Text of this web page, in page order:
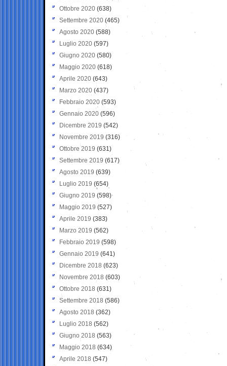
Ottobre 2020 (638)
Settembre 2020(465)
Agosto 2020 (588)
Luglio 2020 (597)
Giugno 2020 (580)
Maggio 2020 (618)
Aprile 2020 (643)
Marzo 2020 (437)
Febbraio 2020 (593)
Gennaio 2020 (596)
Dicembre 2019 (542)
Novembre 2019 (316)
Ottobre 2019 (631)
Settembre 2019 (617)
Agosto 2019 (639)
Luglio 2019 (654)
Giugno 2019 (598)
Maggio 2019 (527)
Aprile 2019 (383)
Marzo 2019 (562)
Febbraio 2019 (598)
Gennaio 2019 (641)
Dicembre 2018 (623)
Novembre 2018 (603)
Ottobre 2018 (631)
Settembre 2018 (586)
Agosto 2018 (362)
Luglio 2018 (562)
Giugno 2018 (563)
Maggio 2018 (634)
Aprile 2018 (547)